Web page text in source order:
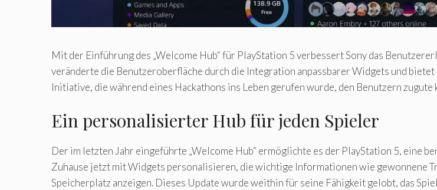
Mit der Einführung des „Welcome Hub“ für PlayStation 5 verbessert Sony das
veränderte die Benutzeroberfläche durch die Integration anpassbarer Widgets und
Initiative, die während eines Hackathons ins Leben gerufen wurde, den Benutzern
Ein personalisierter Hub für jeden Spieler
Der im letzten Jahr eingeführte „Welcome Hub“ ermöglichte es der PlayStation 5, eine
Zuhause jetzt mit Widgets personalisieren, die wichtige Informationen wie gewonnene
Speicherplatz anzeigen. Dieses Update wurde weithin für seine Fähigkeit gelobt, das